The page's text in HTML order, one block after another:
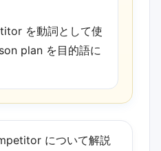
を動詞として使
plan を目的語に
について解説